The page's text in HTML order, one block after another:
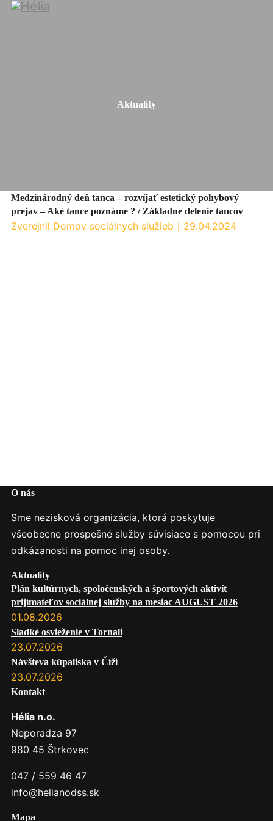
Aktuality
Medzinárodný deň tanca – rozvíjať estetický pohybový
prejav – Aké tance poznáme ? / Základne delenie tancov
Zverejnil Domov sociálnych služieb ｜ 29.04.2024
O nás
Sme nezisková organizácia, ktorá poskytuje
všeobecne prospešné služby súvisiace s pomocou pri
odkázanosti na pomoc inej osoby.
Aktuality
Plán kultúrnych, spoločenských a športových aktivít
prijímateľov sociálnej služby na mesiac AUGUST 2026
01.08.2026
Sladké osvieženie v Tornali
23.07.2026
Návšteva kúpaliska v Číži
23.07.2026
Kontakt
Hélia n.o.
Neporadza 97
980 45 Štrkovec
047 / 559 46 47
info@helianodss.sk
Mapa